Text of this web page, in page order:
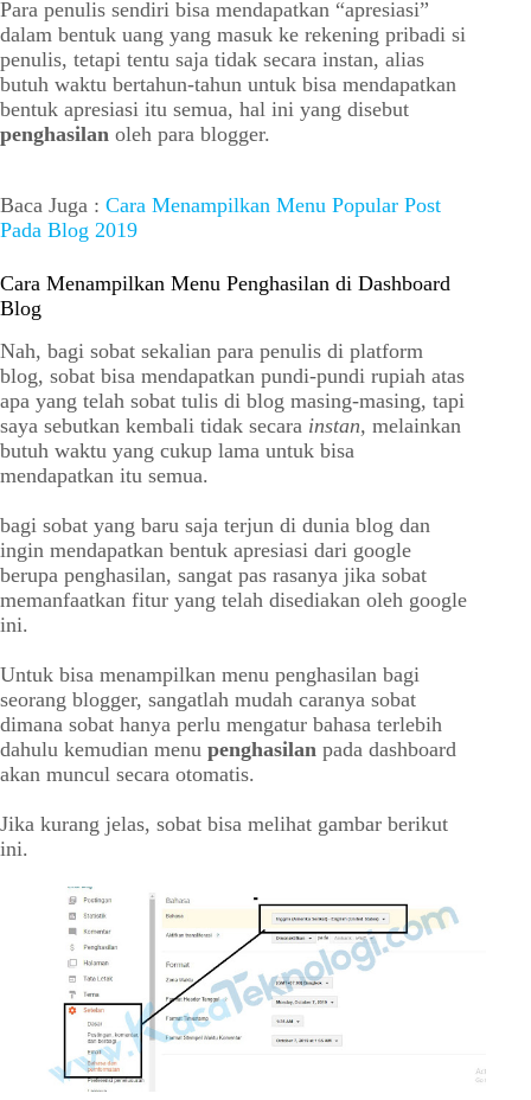
Para penulis sendiri bisa mendapatkan “apresiasi”
dalam bentuk uang yang masuk ke rekening pribadi si
penulis, tetapi tentu saja tidak secara instan, alias
butuh waktu bertahun-tahun untuk bisa mendapatkan
bentuk apresiasi itu semua, hal ini yang disebut
penghasilan oleh para blogger.
Baca Juga : Cara Menampilkan Menu Popular Post
Pada Blog 2019
Cara Menampilkan Menu Penghasilan di Dashboard
Blog
Nah, bagi sobat sekalian para penulis di platform
blog, sobat bisa mendapatkan pundi-pundi rupiah atas
apa yang telah sobat tulis di blog masing-masing, tapi
saya sebutkan kembali tidak secara instan, melainkan
butuh waktu yang cukup lama untuk bisa
mendapatkan itu semua.
bagi sobat yang baru saja terjun di dunia blog dan
ingin mendapatkan bentuk apresiasi dari google
berupa penghasilan, sangat pas rasanya jika sobat
memanfaatkan fitur yang telah disediakan oleh google
ini.
Untuk bisa menampilkan menu penghasilan bagi
seorang blogger, sangatlah mudah caranya sobat
dimana sobat hanya perlu mengatur bahasa terlebih
dahulu kemudian menu penghasilan pada dashboard
akan muncul secara otomatis.
Jika kurang jelas, sobat bisa melihat gambar berikut
ini.